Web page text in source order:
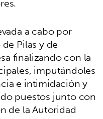
a cabo por
Pilas y de
finalizando con la
imputándoles
e intimidación y
puestos junto con
de la Autoridad